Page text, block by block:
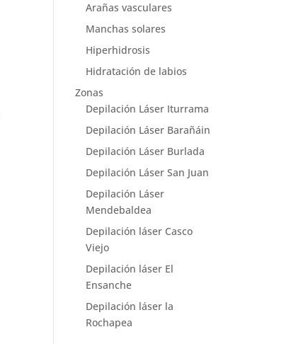
Arañas vasculares
Manchas solares
Hiperhidrosis
Hidratación de labios
Zonas
Depilación Láser Iturrama
Depilación Láser Barañáin
Depilación Láser Burlada
Depilación Láser San Juan
Depilación Láser
Mendebaldea
Depilación láser Casco
Viejo
Depilación láser El
Ensanche
Depilación láser la
Rochapea